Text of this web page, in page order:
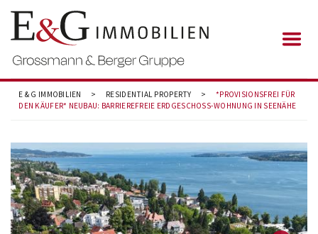
E & G IMMOBILIEN > RESIDENTIAL PROPERTY >
*PROVISIONSFREI FÜR
DEN KÄUFER* NEUBAU: BARRIEREFREIE ERDGESCHOSS-WOHNUNG IN SEENÄHE